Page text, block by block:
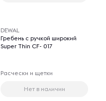
DEWAL
Гребень с ручкой широкий
Super Thin СF- 017
Расчески и щетки
Нет в наличии